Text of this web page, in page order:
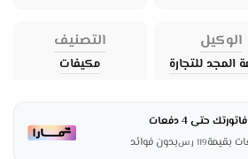
الوكيل
المجد للتجارة
التصنيف
مكيفات
حتى 4 دفعات
119 ر.سبدون فوائد